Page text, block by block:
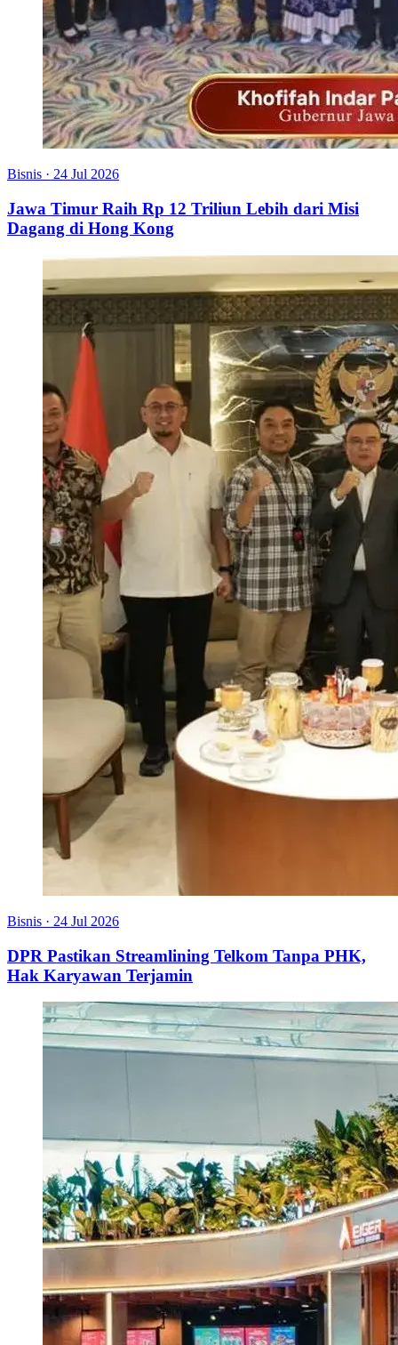
Bisnis · 24 Jul 2026
Jawa Timur Raih Rp 12 Triliun Lebih dari Misi
Dagang di Hong Kong
Bisnis · 24 Jul 2026
DPR Pastikan Streamlining Telkom Tanpa PHK,
Hak Karyawan Terjamin